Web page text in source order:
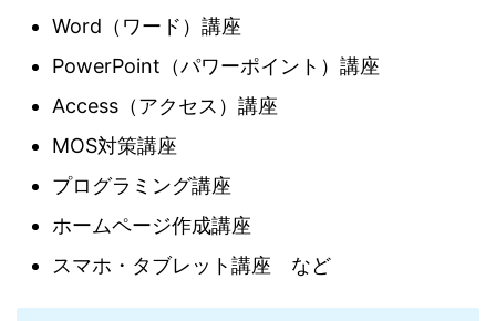
Word（ワード）講座
PowerPoint（パワーポイント）講座
Access（アクセス）講座
MOS対策講座
プログラミング講座
ホームページ作成講座
スマホ・タブレット講座 など